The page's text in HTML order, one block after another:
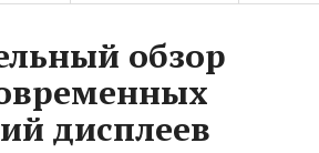
обзор
дисплеев